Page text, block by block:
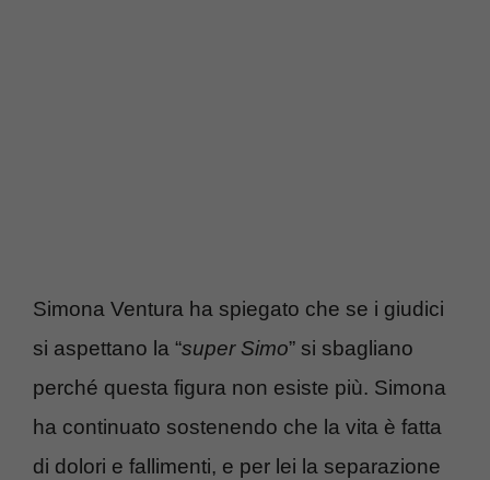
Simona Ventura ha spiegato che se i giudici
si aspettano la “super Simo” si sbagliano
perché questa figura non esiste più. Simona
ha continuato sostenendo che la vita è fatta
di dolori e fallimenti, e per lei la separazione